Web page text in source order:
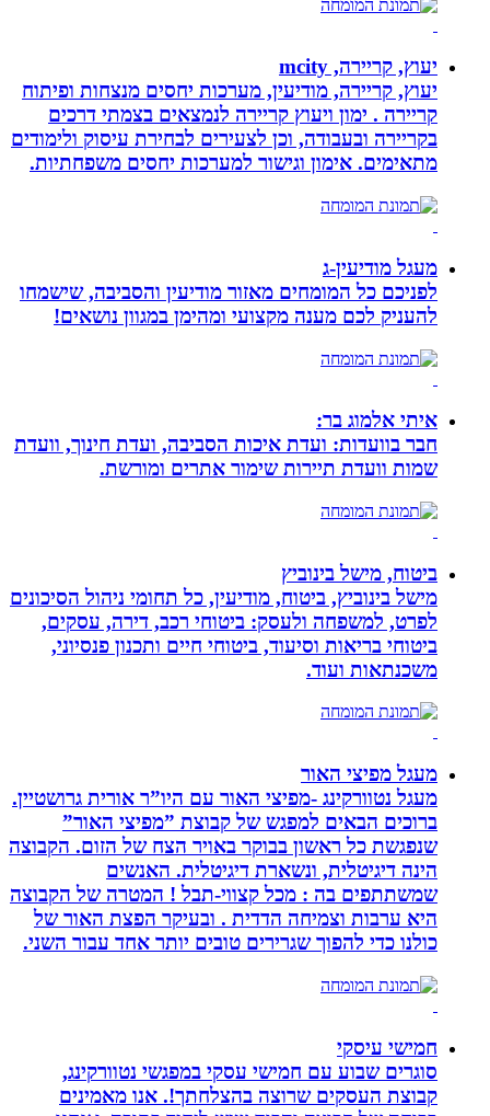
יעוץ, קריירה, mcity
יעוץ, קריירה, מודיעין, מערכות יחסים מנצחות ופיתוח
קריירה . ימון ויעוץ קריירה לנמצאים בצמתי דרכים
בקריירה ובעבודה, וכן לצעירים לבחירת עיסוק ולימודים
מתאימים. אימון וגישור למערכות יחסים משפחתיות.
מעגל מודיעין-ג
לפניכם כל המומחים מאזור מודיעין והסביבה, שישמחו
להעניק לכם מענה מקצועי ומהימן במגוון נושאים!
איתי אלמוג בר:
חבר בוועדות: ועדת איכות הסביבה, ועדת חינוך, וועדת
שמות וועדת תיירות שימור אתרים ומורשת.
ביטוח, מישל בינוביץ
מישל בינוביץ, ביטוח, מודיעין, כל תחומי ניהול הסיכונים
לפרט, למשפחה ולעסק: ביטוחי רכב, דירה, עסקים,
ביטוחי בריאות וסיעוד, ביטוחי חיים ותכנון פנסיוני,
משכנתאות ועוד.
מעגל מפיצי האור
מעגל נטוורקינג -מפיצי האור עם היו”ר אורית גרושטיין.
ברוכים הבאים למפגש של קבוצת ”מפיצי האור”
שנפגשת כל ראשון בבוקר באויר הצח של הזום. הקבוצה
הינה דיגיטלית, ונשארת דיגיטלית. האנשים
שמשתתפים בה : מכל קצווי-תבל ! המטרה של הקבוצה
היא ערבות וצמיחה הדדית . ובעיקר הפצת האור של
כולנו כדי להפוך שגרירים טובים יותר אחד עבור השני.
חמישי עיסקי
סוגרים שבוע עם חמישי עסקי במפגשי נטוורקינג,
קבוצת העסקים שרוצה בהצלחתך!. אנו מאמינים